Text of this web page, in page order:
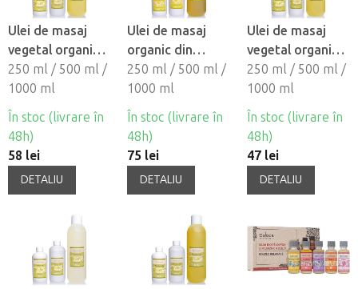
Ulei de masaj
vegetal organic
Saloos -
MIGDALE
250 ml / 500 ml /
1000 ml
În stoc (livrare în
48h)
58 lei
DETALIU
Ulei de masaj
organic din
plante Saloos
body CELULINE
250 ml / 500 ml /
1000 ml
În stoc (livrare în
48h)
75 lei
DETALIU
Ulei de masaj
vegetal organic
Saloos -
MACADAMIA
250 ml / 500 ml /
1000 ml
În stoc (livrare în
48h)
47 lei
DETALIU